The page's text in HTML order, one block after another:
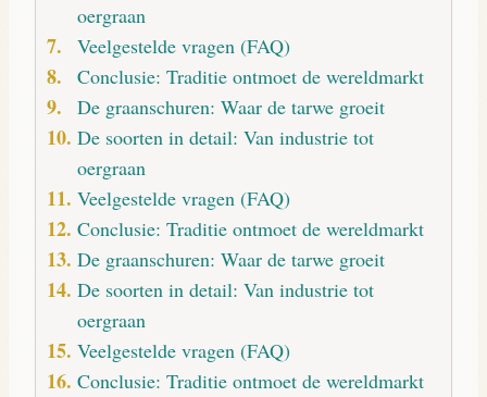
oergraan
Veelgestelde vragen (FAQ)
Conclusie: Traditie ontmoet de wereldmarkt
De graanschuren: Waar de tarwe groeit
De soorten in detail: Van industrie tot
oergraan
Veelgestelde vragen (FAQ)
Conclusie: Traditie ontmoet de wereldmarkt
De graanschuren: Waar de tarwe groeit
De soorten in detail: Van industrie tot
oergraan
Veelgestelde vragen (FAQ)
Conclusie: Traditie ontmoet de wereldmarkt